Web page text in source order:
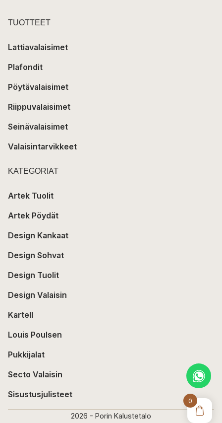
0
TUOTTEET
Lattiavalaisimet
Plafondit
Pöytävalaisimet
Riippuvalaisimet
Seinävalaisimet
Valaisintarvikkeet
KATEGORIAT
Artek Tuolit
Artek Pöydät
Design Kankaat
Design Sohvat
Design Tuolit
Design Valaisin
Kartell
Louis Poulsen
Pukkijalat
Secto Valaisin
Sisustusjulisteet
2026 - Porin Kalustetalo